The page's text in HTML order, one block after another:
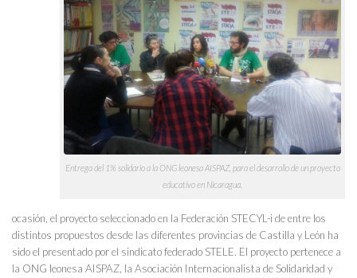
Entrega del 1% solidario a la ONG leonesa AISPAZ, para el desarrollo de un proyecto
educativo en Nicaragua.
ocasión, el proyecto seleccionado en la Federación STECYL-i de entre los
distintos propuestos desde las diferentes provincias de Castilla y León ha
sido el presentado por el sindicato federado STELE. El proyecto pertenece a
la ONG leonesa AISPAZ, la Asociación Internacionalista de Solidaridad y